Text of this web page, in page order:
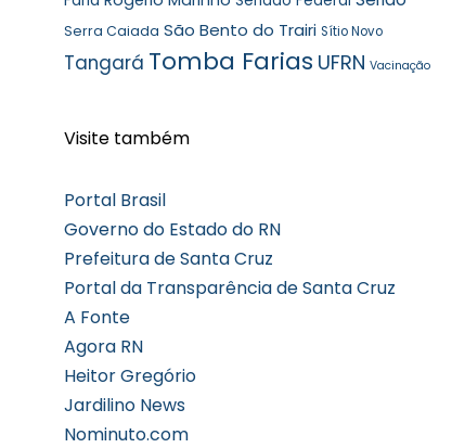
Serra Caiada São Bento do Trairi Sítio Novo
Tangará Tomba Farias UFRN Vacinação
Visite também
Portal Brasil
Governo do Estado do RN
Prefeitura de Santa Cruz
Portal da Transparência de Santa Cruz
A Fonte
Agora RN
Heitor Gregório
Jardilino News
Nominuto.com